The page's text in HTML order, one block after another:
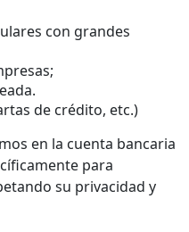
con grandes
de crédito, etc.)
en la cuenta bancaria
para
su privacidad y